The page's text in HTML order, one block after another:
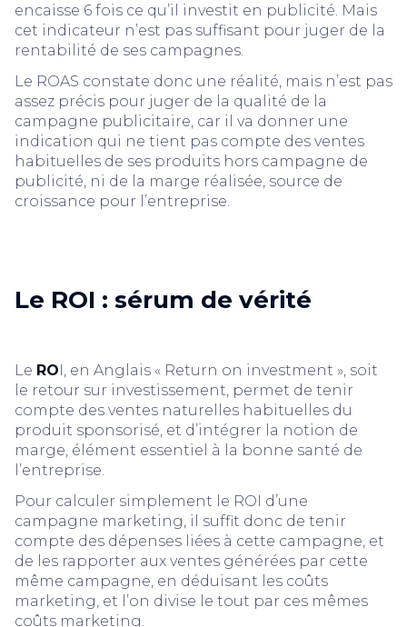
encaisse 6 fois ce qu’il investit en publicité. Mais
cet indicateur n’est pas suffisant pour juger de la
rentabilité de ses campagnes.
Le ROAS constate donc une réalité, mais n’est pas
assez précis pour juger de la qualité de la
campagne publicitaire, car il va donner une
indication qui ne tient pas compte des ventes
habituelles de ses produits hors campagne de
publicité, ni de la marge réalisée, source de
croissance pour l’entreprise.
Le ROI : sérum de vérité
Le ROI, en Anglais « Return on investment », soit
le retour sur investissement, permet de tenir
compte des ventes naturelles habituelles du
produit sponsorisé, et d’intégrer la notion de
marge, élément essentiel à la bonne santé de
l’entreprise.
Pour calculer simplement le ROI d’une
campagne marketing, il suffit donc de tenir
compte des dépenses liées à cette campagne, et
de les rapporter aux ventes générées par cette
même campagne, en déduisant les coûts
marketing, et l’on divise le tout par ces mêmes
coûts marketing.